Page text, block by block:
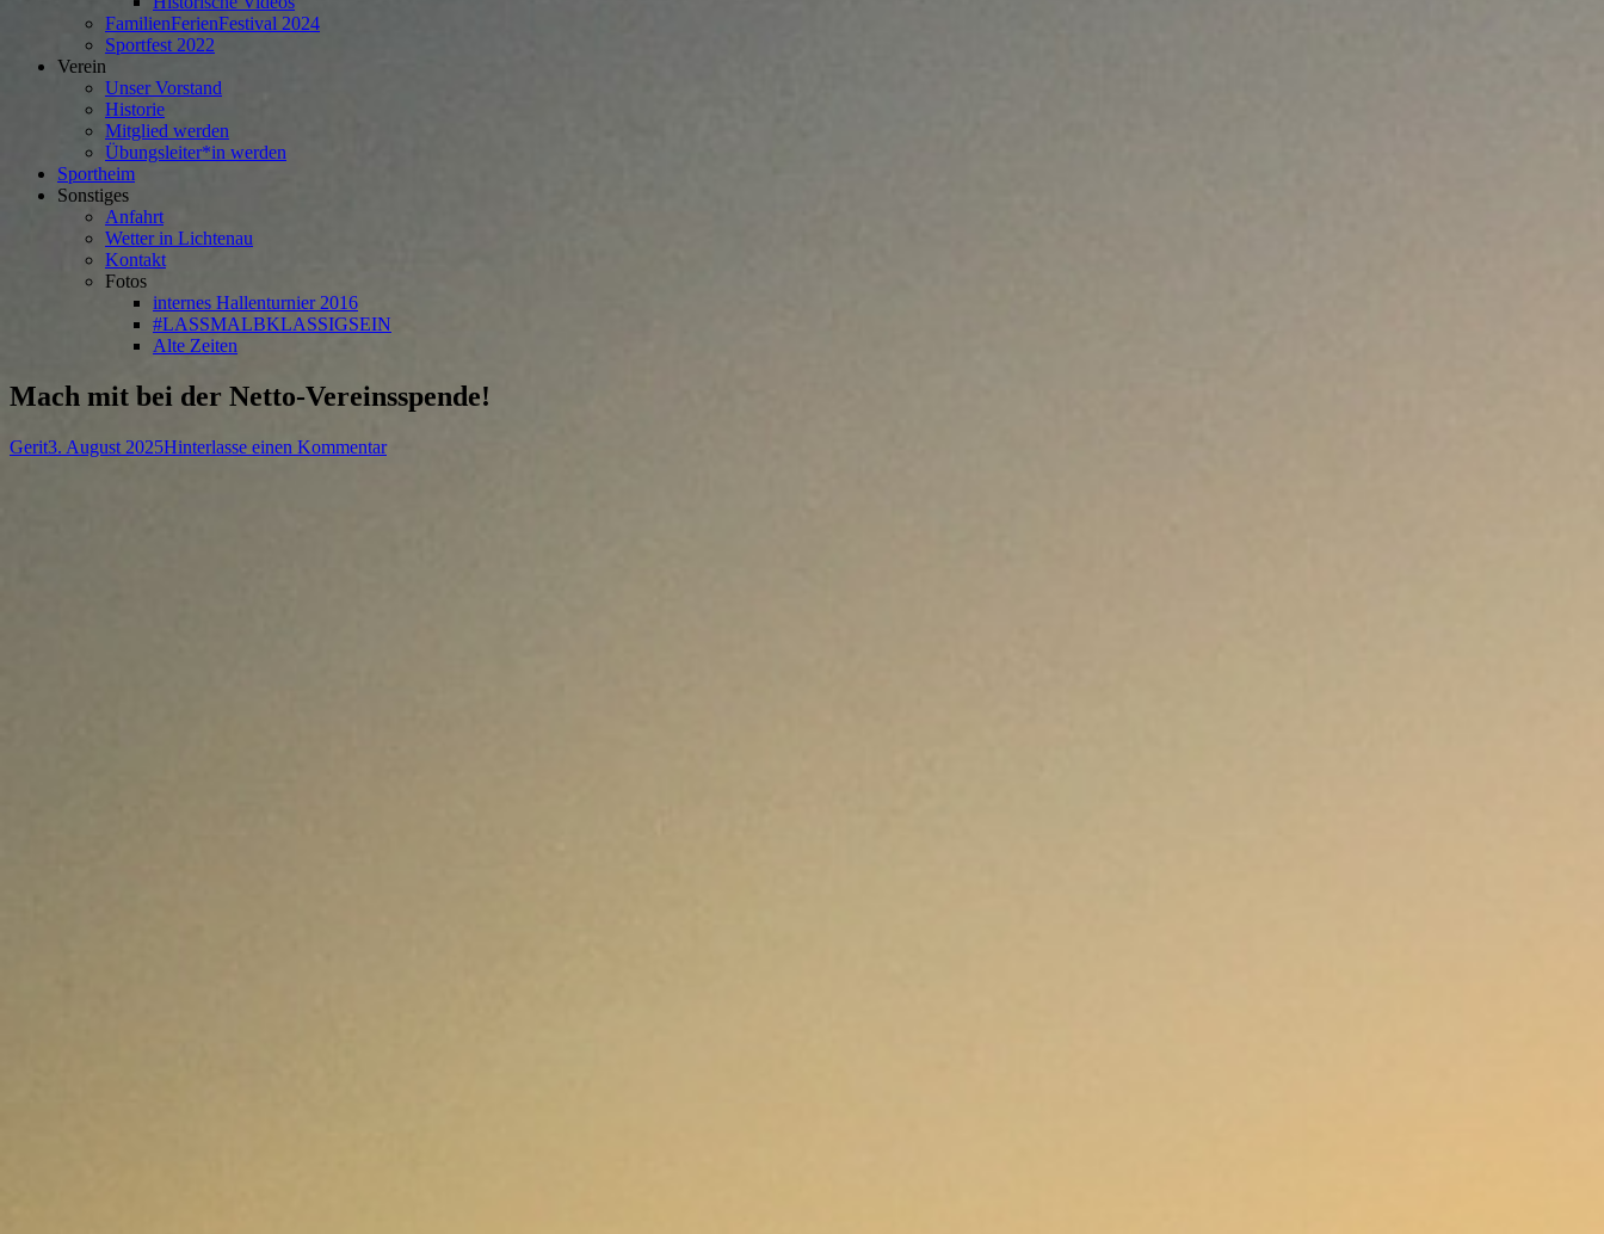
FamilienFerienFestival 2024
Sportfest 2022
Verein
Unser Vorstand
Historie
Mitglied werden
Übungsleiter*in werden
Sportheim
Sonstiges
Anfahrt
Wetter in Lichtenau
Kontakt
Fotos
internes Hallenturnier 2016
#LASSMALBKLASSIGSEIN
Alte Zeiten
Mach mit bei der Netto-Vereinsspende!
Autor
GeritVeröffentlicht
3. August 2025Hinterlasse einen Kommentarzu